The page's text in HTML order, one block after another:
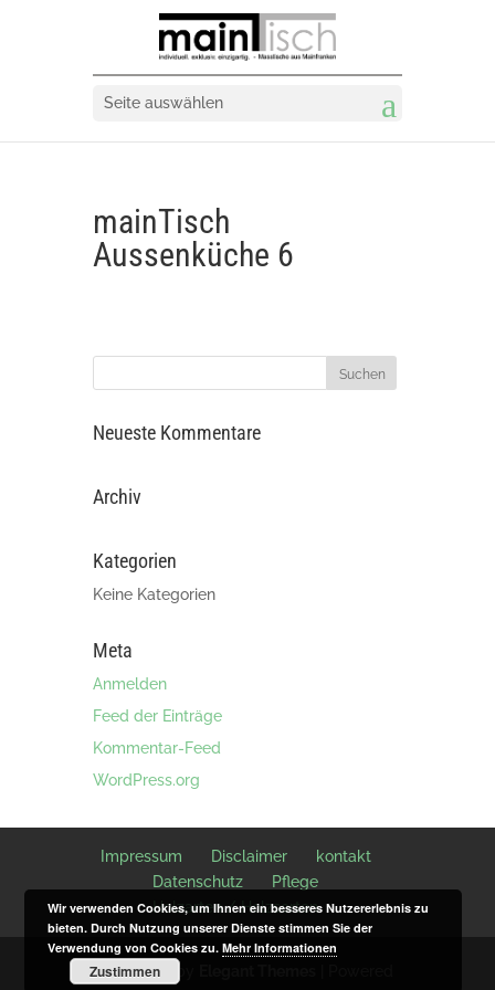
Seite auswählen
mainTisch
Aussenküche 6
Neueste Kommentare
Archiv
Kategorien
Keine Kategorien
Meta
Anmelden
Feed der Einträge
Kommentar-Feed
WordPress.org
Impressum Disclaimer
kontakt
Datenschutz
Pflege
Holzarten / Holzsorten
Designed by
Wir verwenden Cookies, um Ihnen ein besseres Nutzererlebnis zu
bieten. Durch Nutzung unserer Dienste stimmen Sie der
Verwendung von Cookies zu.Mehr Informationen
Zustimmen